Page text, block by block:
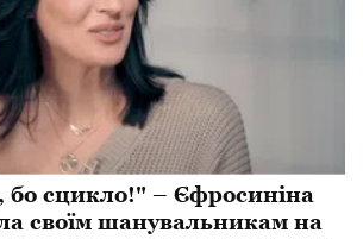
бо сцикло!" – Єфросиніна
своїм шанувальникам на